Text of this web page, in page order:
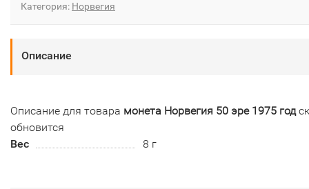
Категория: Норвегия
Описание
Описание для товара монета Норвегия 50 эре 1975 год
обновится
Вес
8 г